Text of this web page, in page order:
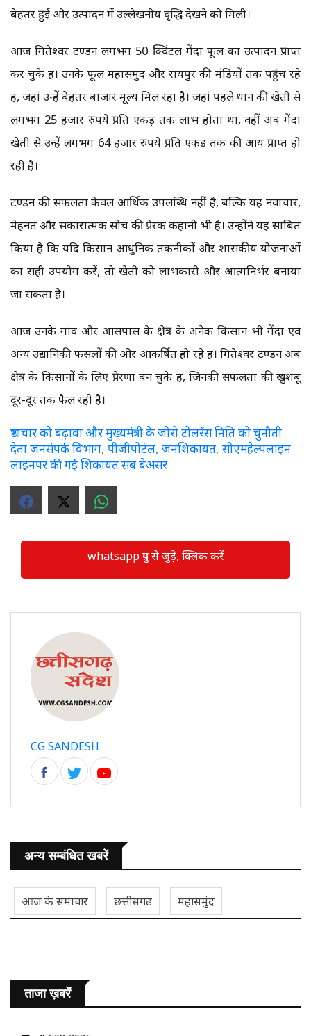
बेहतर हुई और उत्पादन में उल्लेखनीय वृद्धि देखने को मिली।
आज गितेश्वर टण्डन लगभग 50 क्विंटल गेंदा फूल का उत्पादन प्राप्त
कर चुके हैं। उनके फूल महासमुंद और रायपुर की मंडियों तक पहुंच रहे
हैं, जहां उन्हें बेहतर बाजार मूल्य मिल रहा है। जहां पहले धान की खेती से
लगभग 25 हजार रुपये प्रति एकड़ तक लाभ होता था, वहीं अब गेंदा
खेती से उन्हें लगभग 64 हजार रुपये प्रति एकड़ तक की आय प्राप्त हो
रही है।
टण्डन की सफलता केवल आर्थिक उपलब्धि नहीं है, बल्कि यह नवाचार,
मेहनत और सकारात्मक सोच की प्रेरक कहानी भी है। उन्होंने यह साबित
किया है कि यदि किसान आधुनिक तकनीकों और शासकीय योजनाओं
का सही उपयोग करें, तो खेती को लाभकारी और आत्मनिर्भर बनाया
जा सकता है।
आज उनके गांव और आसपास के क्षेत्र के अनेक किसान भी गेंदा एवं
अन्य उद्यानिकी फसलों की ओर आकर्षित हो रहे हैं। गितेश्वर टण्डन अब
क्षेत्र के किसानों के लिए प्रेरणा बन चुके हैं, जिनकी सफलता की खुशबू
दूर-दूर तक फैल रही है।
भ्रष्टाचार को बढ़ावा और मुख्यमंत्री के जीरो टोलरेंस निति को चुनौती
देता जनसंपर्क विभाग, पीजीपोर्टल, जनशिकायत, सीएमहेल्पलाइन
लाइनपर की गई शिकायत सब बेअसर
whatsapp ग्रुप से जुड़े, क्लिक करें
CG SANDESH
अन्य सम्बंधित खबरें
आज के समाचार छत्तीसगढ़ महासमुंद
ताजा ख़बरें